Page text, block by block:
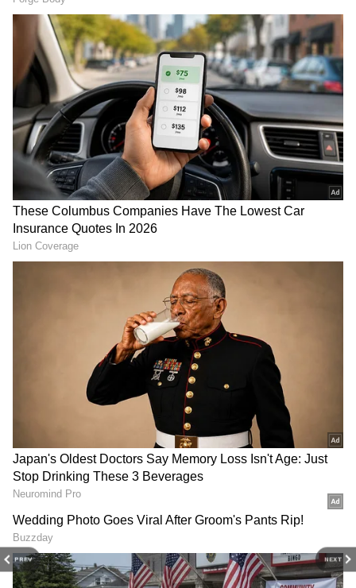
PREV NEXT
అడ్డుకునే క్రమంలో అతన్ని వ్యక్తిగతంగా,వృతిపరంగా
దెబ్బతీస్తారు. సర్వం కోల్పోయిన శరవణన్ మాఫియాపై ఎలా
పగ తీర్చుకున్నాడు? తన లక్ష్యం ఎలా సాధించాడు? అనేది
బిగ్ స్క్రీన్ పై చూడాలి...
గూగుల్‌లో ఆసక్తికరమైన సమాచారం కోసం ఏసియానెట్ తెలుగు
ను మీ ఫ్రిఫర్డ్ సోర్స్ గా ఎంచుకోండి
The Legend Movie Review